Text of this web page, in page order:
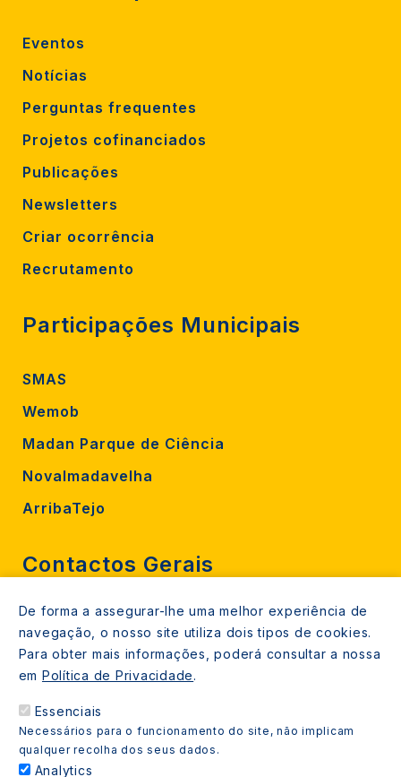
Eventos
Notícias
Perguntas frequentes
Projetos cofinanciados
Publicações
Newsletters
Criar ocorrência
Recrutamento
Participações Municipais
SMAS
Wemob
Madan Parque de Ciência
Novalmadavelha
ArribaTejo
Contactos Gerais
212 724 000
800206770 (gratuito rede fixa)
Contacte-nos
Espaços de atendimento
Livro Amarelo
De forma a assegurar-lhe uma melhor experiência de
navegação, o nosso site utiliza dois tipos de cookies.
Para obter mais informações, poderá consultar a nossa
em Política de Privacidade.
Essenciais
Necessários para o funcionamento do site, não implicam
qualquer recolha dos seus dados.
Analytics